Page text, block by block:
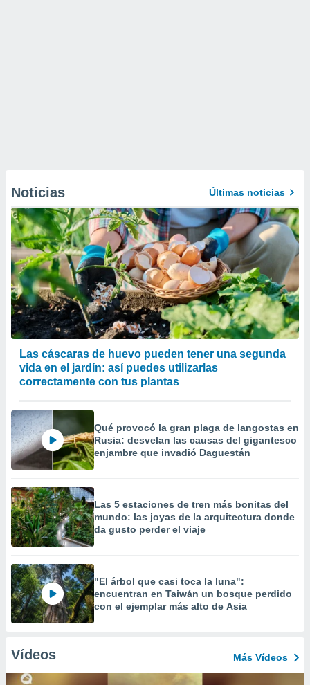
Noticias Últimas noticias
Las cáscaras de huevo pueden tener una segunda
vida en el jardín: así puedes utilizarlas
correctamente con tus plantas
Qué provocó la gran plaga de langostas en
Rusia: desvelan las causas del gigantesco
enjambre que invadió Daguestán
Las 5 estaciones de tren más bonitas del
mundo: las joyas de la arquitectura donde
da gusto perder el viaje
"El árbol que casi toca la luna":
encuentran en Taiwán un bosque perdido
con el ejemplar más alto de Asia
Vídeos Más Vídeos